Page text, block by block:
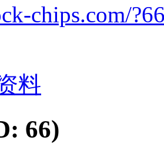
chips.com/
料
66)